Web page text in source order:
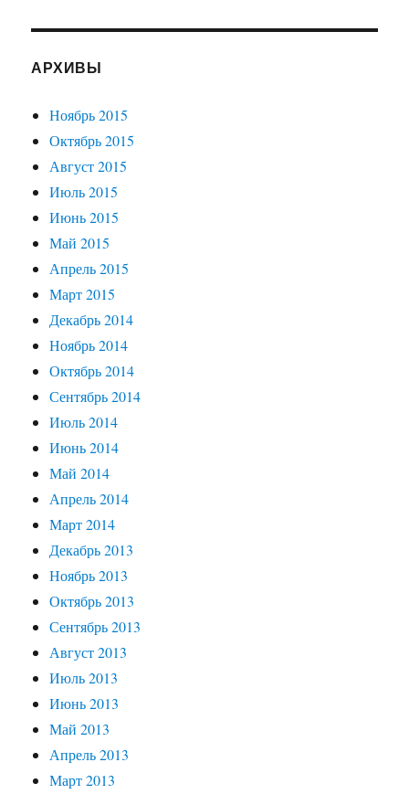
АРХИВЫ
Ноябрь 2015
Октябрь 2015
Август 2015
Июль 2015
Июнь 2015
Май 2015
Апрель 2015
Март 2015
Декабрь 2014
Ноябрь 2014
Октябрь 2014
Сентябрь 2014
Июль 2014
Июнь 2014
Май 2014
Апрель 2014
Март 2014
Декабрь 2013
Ноябрь 2013
Октябрь 2013
Сентябрь 2013
Август 2013
Июль 2013
Июнь 2013
Май 2013
Апрель 2013
Март 2013